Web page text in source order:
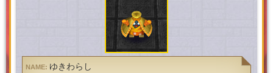
ゆきわらし